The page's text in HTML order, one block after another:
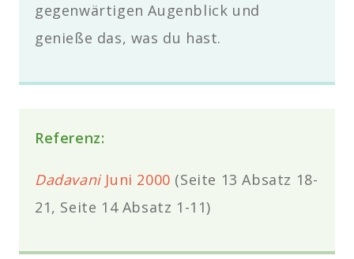
gegenwärtigen Augenblick und
genieße das, was du hast.
Referenz:
DadavaniJuni 2000 (Seite 13 Absatz 18-
21, Seite 14 Absatz 1-11)